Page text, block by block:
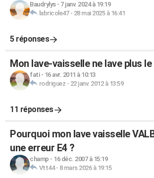
Baudrylys- 7 janv. 2024 à 19:19
labricole47- 28 mai 2025 à 16:41
5 réponses
Mon lave-vaisselle ne lave plus
fati- 16 avr. 2011 à 10:13
rodriguez - 22 janv. 2012 à 13:59
11 réponses
Pourquoi mon lave vaisselle
une erreur E4 ?
champ - 16 déc. 2007 à 15:19
Vtt44- 8 mars 2026 à 19:15